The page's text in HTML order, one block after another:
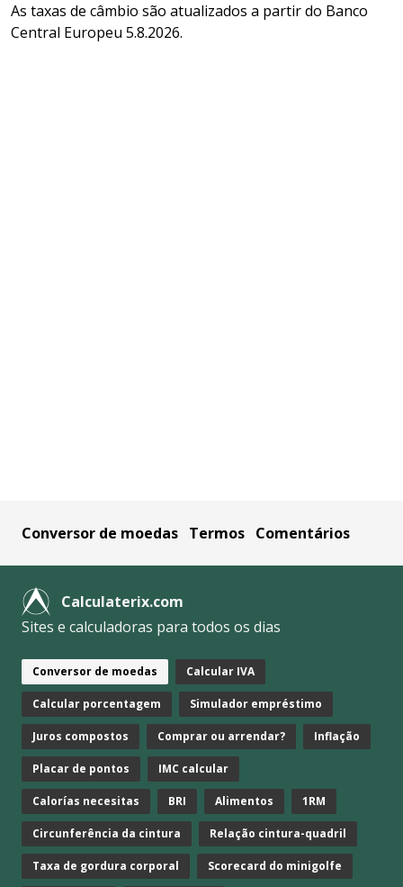
As taxas de câmbio são atualizados a partir do Banco
Central Europeu 5.8.2026.
Conversor de moedas Termos Comentários
Calculaterix.com
Sites e calculadoras para todos os dias
Conversor de moedas Calcular IVA
Calcular porcentagem Simulador empréstimo
Juros compostos Comprar ou arrendar? Inflação
Placar de pontos IMC calcular
Calorías necesitas BRI Alimentos 1RM
Circunferência da cintura Relação cintura-quadril
Taxa de gordura corporal Scorecard do minigolfe